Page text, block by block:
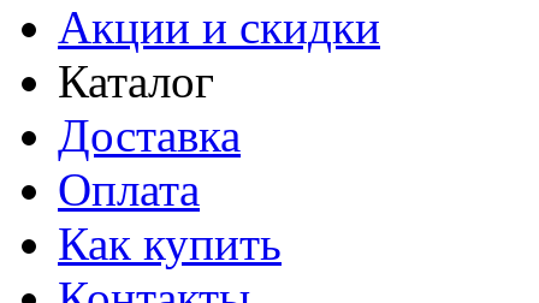
Акции и скидки
Каталог
Доставка
Оплата
Как купить